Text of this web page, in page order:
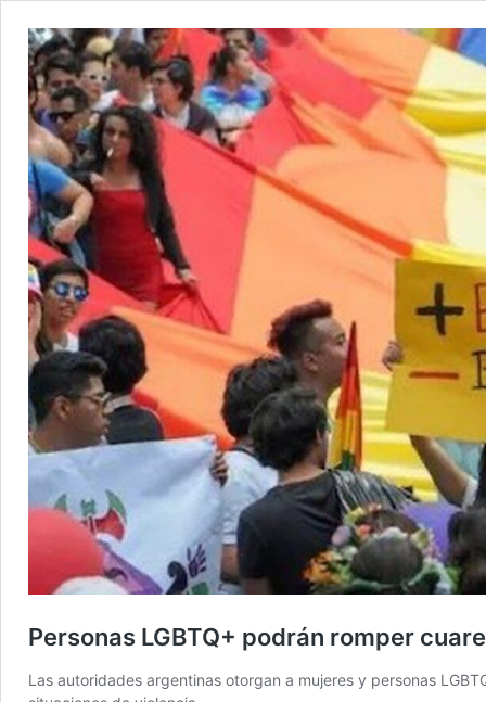
Personas LGBTQ+ podrán romper
Las autoridades argentinas otorgan a mujeres y personas